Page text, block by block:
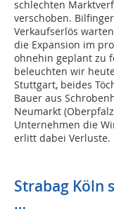
schlechten
verschoben.
Verkaufserlös
die Expansion im
ohnehin geplant zu
beleuchten wir
Stuttgart, beides
Bauer aus
Neumarkt
Unternehmen die
erlitt dabei Verluste.
Strabag Köln
…